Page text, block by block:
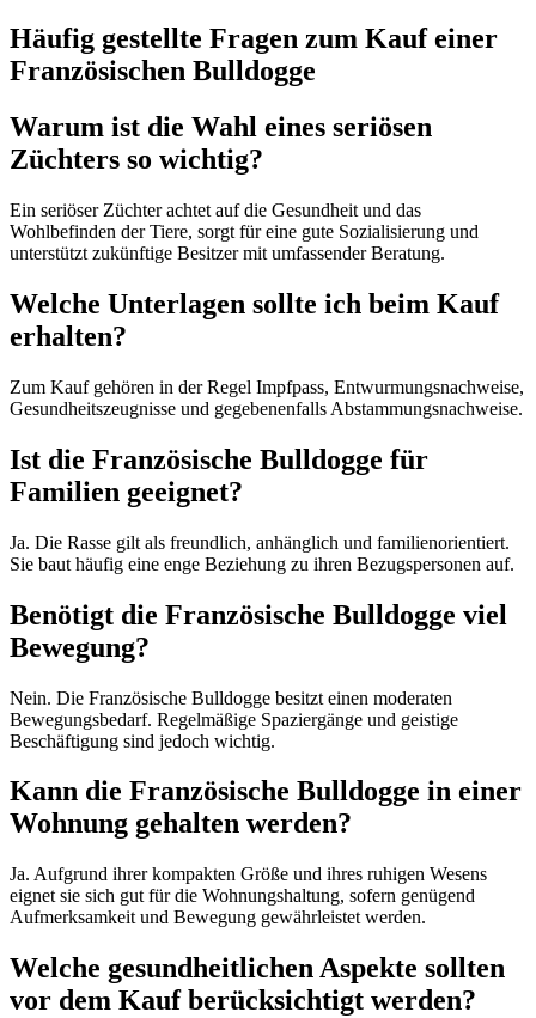
Häufig gestellte Fragen zum Kauf einer
Französischen Bulldogge
Warum ist die Wahl eines seriösen
Züchters so wichtig?
Ein seriöser Züchter achtet auf die Gesundheit und das
Wohlbefinden der Tiere, sorgt für eine gute Sozialisierung und
unterstützt zukünftige Besitzer mit umfassender Beratung.
Welche Unterlagen sollte ich beim Kauf
erhalten?
Zum Kauf gehören in der Regel Impfpass, Entwurmungsnachweise,
Gesundheitszeugnisse und gegebenenfalls Abstammungsnachweise.
Ist die Französische Bulldogge für
Familien geeignet?
Ja. Die Rasse gilt als freundlich, anhänglich und familienorientiert.
Sie baut häufig eine enge Beziehung zu ihren Bezugspersonen auf.
Benötigt die Französische Bulldogge viel
Bewegung?
Nein. Die Französische Bulldogge besitzt einen moderaten
Bewegungsbedarf. Regelmäßige Spaziergänge und geistige
Beschäftigung sind jedoch wichtig.
Kann die Französische Bulldogge in einer
Wohnung gehalten werden?
Ja. Aufgrund ihrer kompakten Größe und ihres ruhigen Wesens
eignet sie sich gut für die Wohnungshaltung, sofern genügend
Aufmerksamkeit und Bewegung gewährleistet werden.
Welche gesundheitlichen Aspekte sollten
vor dem Kauf berücksichtigt werden?